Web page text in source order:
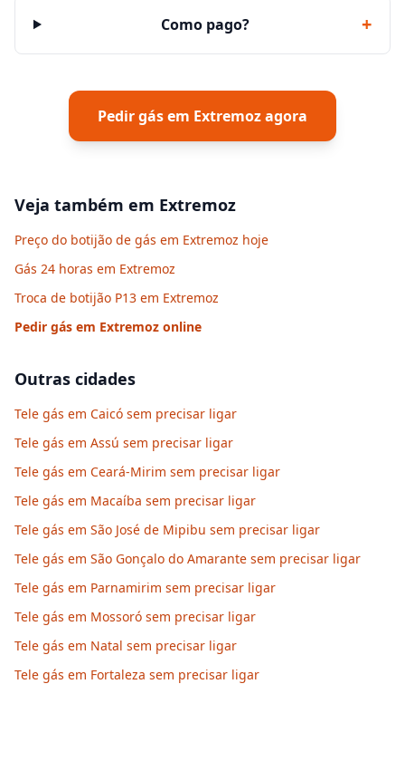
Como pago? +
Pedir gás em Extremozagora
Veja também em Extremoz
Preço do botijão de gás em Extremoz hoje
Gás 24 horas em Extremoz
Troca de botijão P13 em Extremoz
Pedir gás em Extremoz online
Outras cidades
Tele gás em Caicó sem precisar ligar
Tele gás em Assú sem precisar ligar
Tele gás em Ceará-Mirim sem precisar ligar
Tele gás em Macaíba sem precisar ligar
Tele gás em São José de Mipibu sem precisar ligar
Tele gás em São Gonçalo do Amarante sem precisar ligar
Tele gás em Parnamirim sem precisar ligar
Tele gás em Mossoró sem precisar ligar
Tele gás em Natal sem precisar ligar
Tele gás em Fortaleza sem precisar ligar